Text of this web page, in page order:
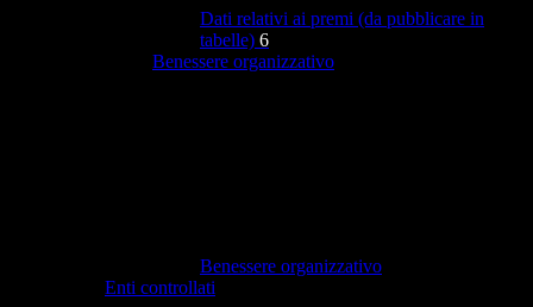
Dati relativi ai premi (da pubblicare in
tabelle) 6
Benessere organizzativo
Benessere organizzativo
Enti controllati